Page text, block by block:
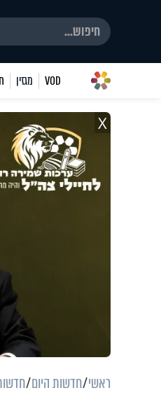
VOD מגזין
X
ראשי חדשות היום